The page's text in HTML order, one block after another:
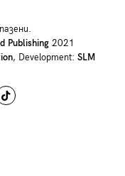
Publishing2021
, Development: SLM